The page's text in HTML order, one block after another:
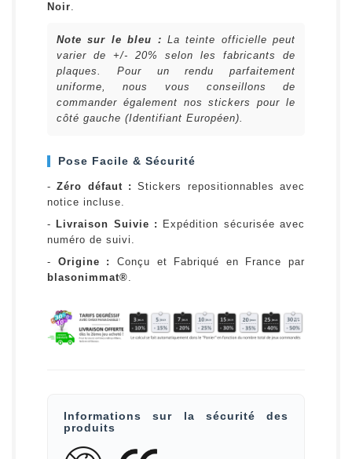
Noir.
Note sur le bleu : La teinte officielle peut
varier de +/- 20% selon les fabricants de
plaques. Pour un rendu parfaitement
uniforme, nous vous conseillons de
commander également nos stickers pour le
côté gauche (Identifiant Européen).
Pose Facile & Sécurité
-Zéro défaut : Stickers repositionnables avec
notice incluse.
- Livraison Suivie :
Expédition sécurisée avec
numéro de suivi.
- Origine :
Conçu et Fabriqué en France par
blasonimmat®.
Informations sur la sécurité des
produits